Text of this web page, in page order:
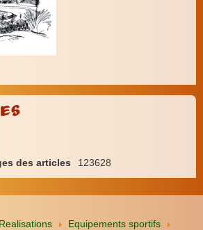
des articles
123628
Realisations
Equipements sportifs